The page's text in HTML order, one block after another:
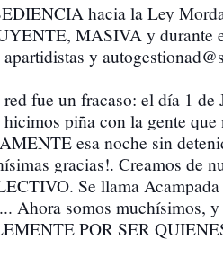
hacia la Ley
MASIVA y durante
y
fue un fracaso: el día 1
piña con la gente que
esa noche sin
gracias!. Creamos de
Se llama
Ahora somos muchísimos,
POR SER